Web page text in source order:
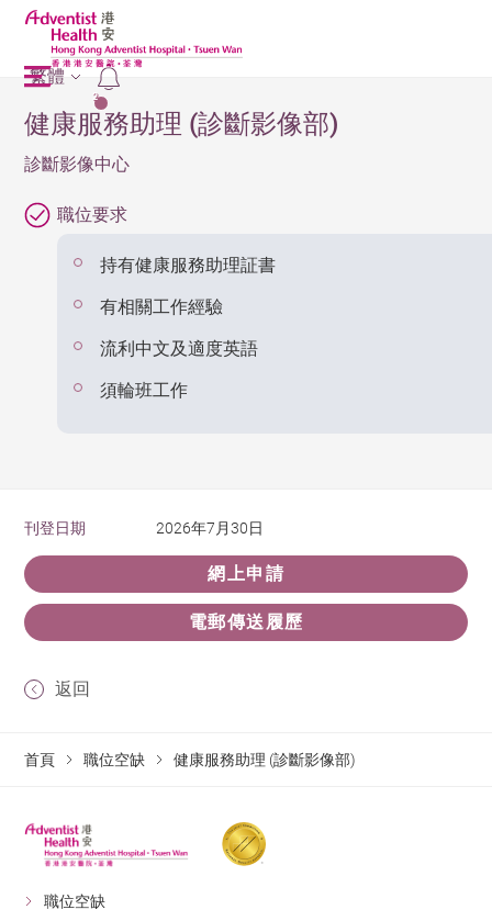
2
繁體
健康服務助理 (診斷影像部)
診斷影像中心
職位要求
持有健康服務助理証書
有相關工作經驗
流利中文及適度英語
須輪班工作
刊登日期 2026年7月30日
網上申請
電郵傳送履歷
返回
首頁 職位空缺 健康服務助理 (診斷影像部)
職位空缺